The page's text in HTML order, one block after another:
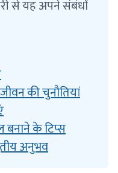
से यह अपने संबंधों
की चुनौतियां
के टिप्स
अनुभव